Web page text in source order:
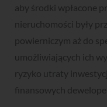
aby środki wpłacone
nieruchomości były
powierniczym aż do
umożliwiających ich
ryzyko utraty
finansowych